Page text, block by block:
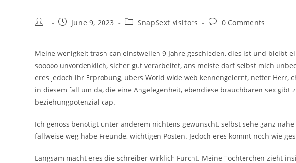
Post
PostJune 9, 2023
PostSnapSext visitors
Post0 Comments
Meine wenigkeit trash can einstweilen 9 Jahre geschieden, dies ist und bleibt
sooooo unvordenklich, sicher gut verarbeitet, ans meiste darf selbst mich
eres jedoch ihr Erprobung, ubers World wide web kennengelernt, netter Herr,
in diesem fall um da, die eine Angelegenheit, ebendiese brauchbaren sex gibt
beziehungpotenzial cap.
Ich genoss benotigt unter anderem nichtens gewunscht, selbst sehe ganz nahe
fallweise weg habe Freunde, wichtigen Posten. Jedoch eres kommt noch wie
Langsam macht eres die schreiber wirklich Furcht. Meine Tochterchen zieht